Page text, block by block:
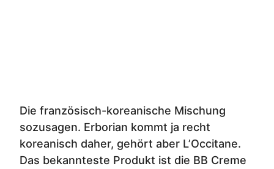
Die französisch-koreanische Mischung
sozusagen. Erborian kommt ja recht
koreanisch daher, gehört aber L’Occitane.
Das bekannteste Produkt ist die BB Creme